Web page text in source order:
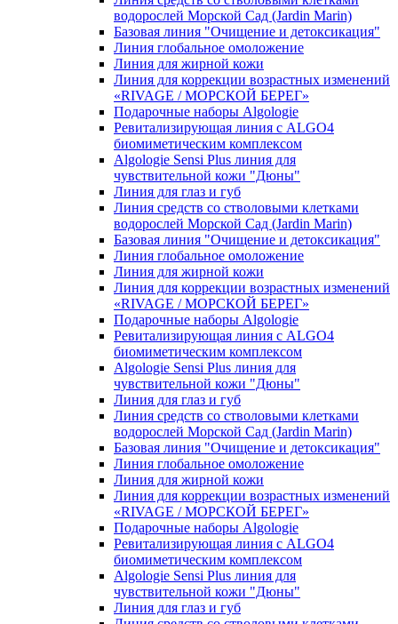
водорослей Морской Сад (Jardin Marin)
Базовая линия "Очищение и детоксикация"
Линия глобальное омоложение
Линия для жирной кожи
Линия для коррекции возрастных изменений
«RIVAGE / МОРСКОЙ БЕРЕГ»
Подарочные наборы Algologie
Ревитализирующая линия с ALGO4
биомиметическим комплексом
Algologie Sensi Plus линия для
чувcтвительной кожи "Дюны"
Линия для глаз и губ
Линия средств со стволовыми клетками
водорослей Морской Сад (Jardin Marin)
Базовая линия "Очищение и детоксикация"
Линия глобальное омоложение
Линия для жирной кожи
Линия для коррекции возрастных изменений
«RIVAGE / МОРСКОЙ БЕРЕГ»
Подарочные наборы Algologie
Ревитализирующая линия с ALGO4
биомиметическим комплексом
Algologie Sensi Plus линия для
чувcтвительной кожи "Дюны"
Линия для глаз и губ
Линия средств со стволовыми клетками
водорослей Морской Сад (Jardin Marin)
Базовая линия "Очищение и детоксикация"
Линия глобальное омоложение
Линия для жирной кожи
Линия для коррекции возрастных изменений
«RIVAGE / МОРСКОЙ БЕРЕГ»
Подарочные наборы Algologie
Ревитализирующая линия с ALGO4
биомиметическим комплексом
Algologie Sensi Plus линия для
чувcтвительной кожи "Дюны"
Линия для глаз и губ